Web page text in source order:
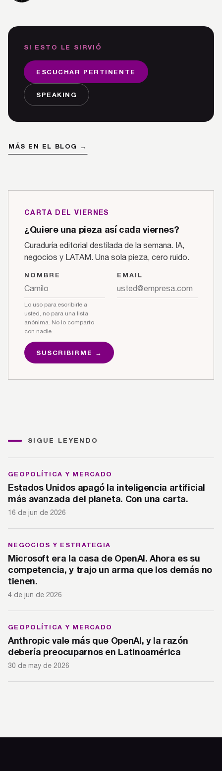
SI ESTO LE SIRVIÓ
ESCUCHAR PERTINENTE
SPEAKING
MÁS EN EL BLOG →
CARTA DEL VIERNES
¿Quiere una pieza así cada viernes?
Curaduría editorial destilada de la semana. IA,
negocios y LATAM. Una sola pieza, cero ruido.
NOMBRE
Lo uso para escribirle a
usted, no para una lista
anónima. No lo comparto
con nadie.
EMAIL
SUSCRIBIRME →
SIGUE LEYENDO
GEOPOLÍTICA Y MERCADO
Estados Unidos apagó la inteligencia artificial
más avanzada del planeta. Con una carta.
16 de jun de 2026
NEGOCIOS Y ESTRATEGIA
Microsoft era la casa de OpenAI. Ahora es su
competencia, y trajo un arma que los demás no
tienen.
4 de jun de 2026
GEOPOLÍTICA Y MERCADO
Anthropic vale más que OpenAI, y la razón
debería preocuparnos en Latinoamérica
30 de may de 2026